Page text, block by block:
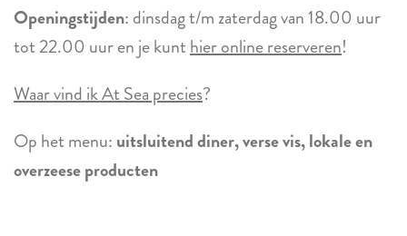
Openingstijden: dinsdag t/m zaterdag van 18.00 uur
tot 22.00 uur en je kunthier online reserveren!
Waar vind ik At Sea precies?
Op het menu: uitsluitend diner, verse vis, lokale en
overzeese producten